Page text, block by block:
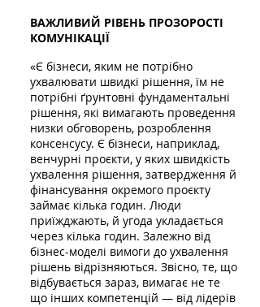
ВАЖЛИВИЙ РІВЕНЬ ПРОЗОРОСТІ
КОМУНІКАЦІЇ
«Є бізнеси, яким не потрібно
ухвалювати швидкі рішення, їм не
потрібні ґрунтовні фундаментальні
рішення, які вимагають проведення
низки обговорень, розроблення
консенсусу. Є бізнеси, наприклад,
венчурні проєкти, у яких швидкість
ухвалення рішення, затвердження й
фінансування окремого проєкту
займає кілька годин. Люди
приїжджають, й угода укладається
через кілька годин. Залежно від
бізнес-моделі вимоги до ухвалення
рішень відрізняються. Звісно, те, що
відбувається зараз, вимагає не те
що інших компетенцій — від лідерів